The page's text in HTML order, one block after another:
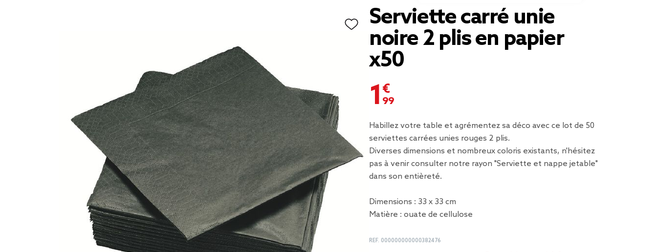
Serviette carré unie
noire 2 plis en papier
x50
1,99 €
Habillez votre table et agrémentez sa déco avec ce lot de 50
serviettes carrées unies rouges 2 plis.
Diverses dimensions et nombreux coloris existants, n'hésitez
pas à venir consulter notre rayon "Serviette et nappe jetable"
dans son entièreté.
Dimensions : 33 x 33 cm
Matière : ouate de cellulose
REF. 000000000000382476